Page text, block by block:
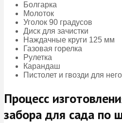
Болгарка
Молоток
Уголок 90 градусов
Диск для зачистки
Наждачные круги 125 мм
Газовая горелка
Рулетка
Карандаш
Пистолет и гвозди для
Процесс
забора для сада по